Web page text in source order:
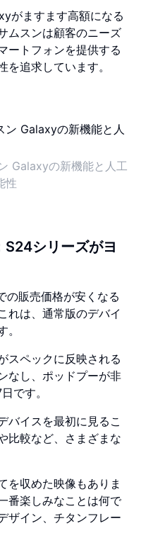
がますます高額になる
ムスンは顧客のニーズ
ートフォンを提供する
を追求しています。
Galaxyの新機能と人工
性
シリーズがヨ
の販売価格が安くなる
れは、通常版のデバイ
スペックに反映される
なし、ポッドプーが非
です。
バイスを最初に見るこ
比較など、さまざまな
を収めた映像もありま
番楽しみなことは何で
ザイン、チタンフレー